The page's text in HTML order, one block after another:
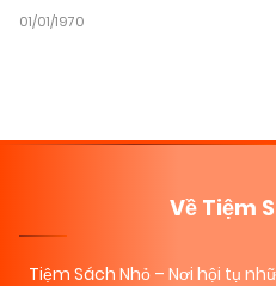
01/01/1970
Về Tiệm
Tiệm Sách Nhỏ – Nơi hội tụ